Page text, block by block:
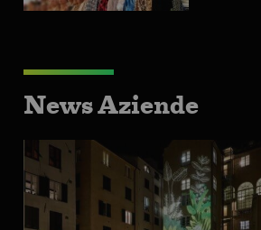
News Aziende